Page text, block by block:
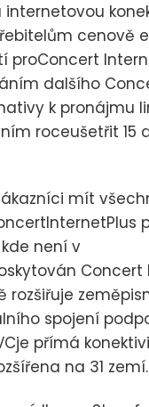
internetovou
cenově
proConcert
dalšího
k pronájmu
roceušetřit 15
mít
kde není v
Concert
rozšiřuje
spojení
přímá
na 31 zemí.